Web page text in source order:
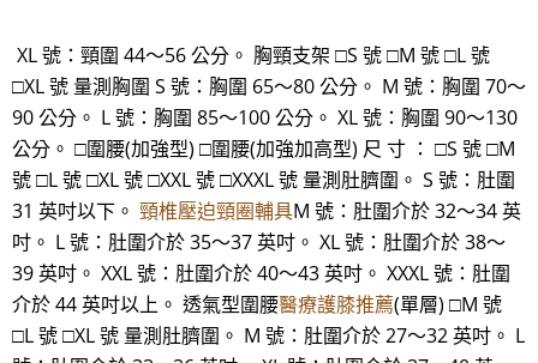
XL 號：頸圍 44～56 公分。 胸頸支架 □S 號 □M 號 □L 號
□XL 號 量測胸圍 S 號：胸圍 65～80 公分。 M 號：胸圍 70～
90 公分。 L 號：胸圍 85～100 公分。 XL 號：胸圍 90～130
公分。 □圍腰(加強型) □圍腰(加強加高型) 尺 寸 ： □S 號 □M
號 □L 號 □XL 號 □XXL 號 □XXXL 號 量測肚臍圍。 S 號：肚圍
31 英吋以下。 頸椎壓迫頸圈輔具M 號：肚圍介於 32～34 英
吋。 L 號：肚圍介於 35～37 英吋。 XL 號：肚圍介於 38～
39 英吋。 XXL 號：肚圍介於 40～43 英吋。 XXXL 號：肚圍
介於 44 英吋以上。 透氣型圍腰醫療護膝推薦(單層) □M 號
□L 號 □XL 號 量測肚臍圍。 M 號：肚圍介於 27～32 英吋。 L